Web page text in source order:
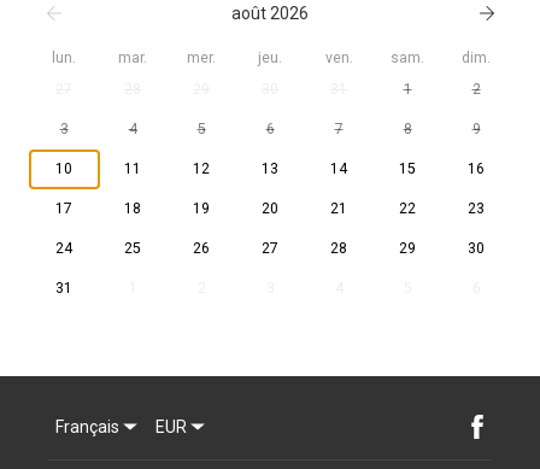
août 2026
lun. mar. mer. jeu. ven. sam.
dim.
1 2
3 4 5 6 7 8 9
10 11 12 13 14 15 16
17 18 19 20 21 22 23
24 25 26 27 28 29 30
31
Français EUR